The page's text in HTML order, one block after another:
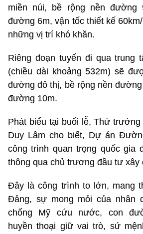
miền núi, bề rộng nền đường
đường 6m, vận tốc thiết kế
những vị trí khó khăn.
Riêng đoạn tuyến đi qua trung
(chiều dài khoảng 532m) sẽ
đường đô thị, bề rộng nền
đường 10m.
Phát biểu tại buổi lễ, Thứ trưởng
Duy Lâm cho biết, Dự án
công trình quan trọng quốc gia
thông qua chủ trương đầu tư xây
Đây là công trình to lớn, mang
Đảng, sự mong mỏi của nhân
chống Mỹ cứu nước, con
huyền thoại giữ vai trò, sứ